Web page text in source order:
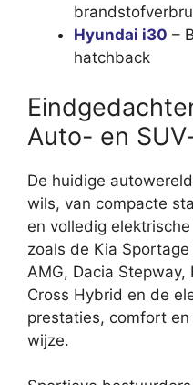
Hyundai i30 –
hatchback
Auto- en
De huidige
wils, van compacte
en volledig
zoals de Kia
AMG, Dacia Stepway,
Cross Hybrid en de
prestaties, comfort
wijze.